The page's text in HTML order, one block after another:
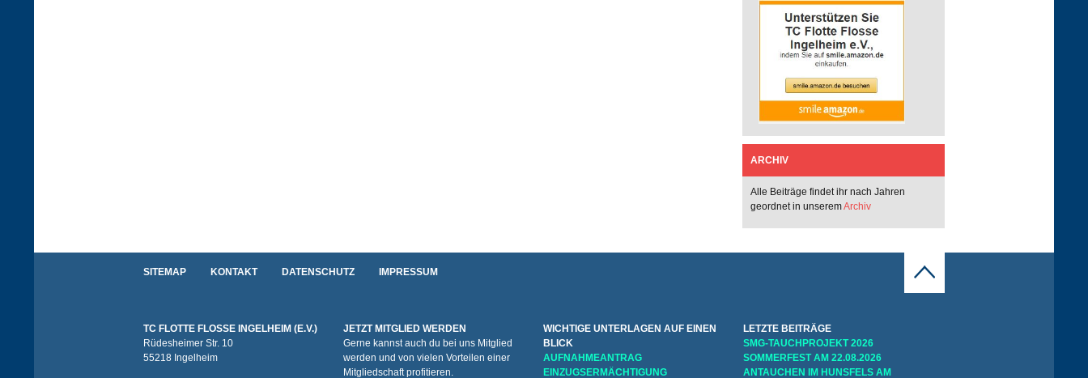
ARCHIV
Alle Beiträge findet ihr nach Jahren
geordnet in unseremArchiv
SITEMAP KONTAKT DATENSCHUTZ IMPRESSUM
TC FLOTTE FLOSSE INGELHEIM (E.V.)
Rüdesheimer Str. 10
55218 Ingelheim
JETZT MITGLIED WERDEN
Gerne kannst auch du bei uns Mitglied
werden und von vielen Vorteilen einer
Mitgliedschaft profitieren.
WICHTIGE UNTERLAGEN AUF EINEN
BLICK
AUFNAHMEANTRAG
EINZUGSERMÄCHTIGUNG
LETZTE BEITRÄGE
SMG-TAUCHPROJEKT 2026
SOMMERFEST AM 22.08.2026
ANTAUCHEN IM HUNSFELS AM